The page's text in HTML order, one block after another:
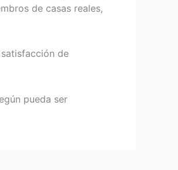
de casas reales,
de
pueda ser